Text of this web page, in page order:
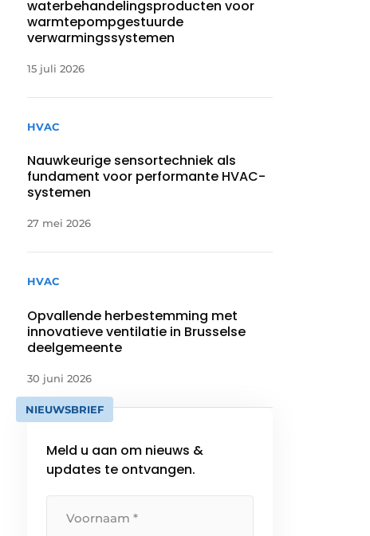
waterbehandelingsproducten voor
warmtepompgestuurde
verwarmingssystemen
15 juli 2026
HVAC
Nauwkeurige sensortechniek als
fundament voor performante HVAC-
systemen
27 mei 2026
HVAC
Opvallende herbestemming met
innovatieve ventilatie in Brusselse
deelgemeente
30 juni 2026
NIEUWSBRIEF
Meld u aan om nieuws &
updates te ontvangen.